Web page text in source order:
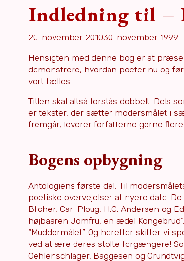
Indledning til –
20. november 201030. november 1999
Hensigten med denne bog er at
demonstrere, hvordan poeter nu og
vort fælles.
Titlen skal altså forstås dobbelt. Dels
er tekster, der sætter modersmålet i
fremgår, leverer forfatterne gerne
Bogens opbygning
Antologiens første del, Til
poetiske overvejelser af nyere dato.
Blicher, Carl Ploug, H.C. Andersen og
højbaaren Jomfru, en ædel
“Muddermålet”. Og herefter skifter vi
ved at ære deres stolte forgængere!
Oehlenschläger, Baggesen og